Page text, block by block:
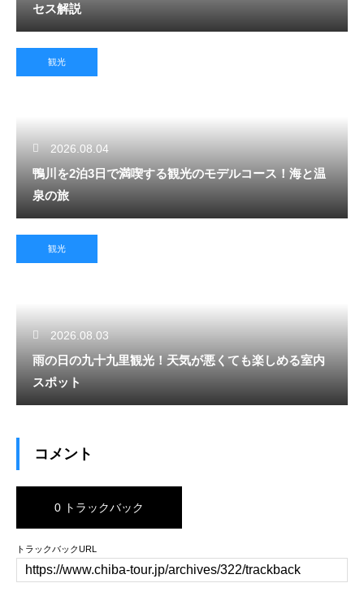
セス解説
観光
2026.08.04
鴨川を2泊3日で満喫する観光のモデルコース！海と温
泉の旅
観光
2026.08.03
雨の日の九十九里観光！天気が悪くても楽しめる室内
スポット
コメント
0 トラックバック
トラックバックURL